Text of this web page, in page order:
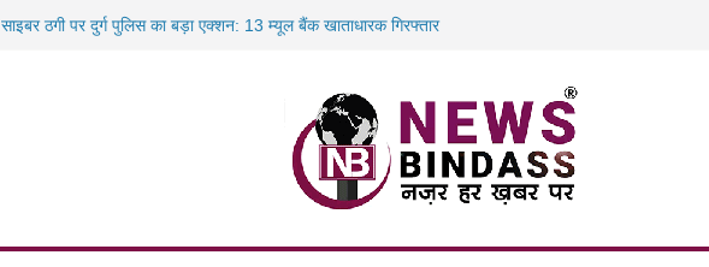
साइबर ठगी पर दुर्ग पुलिस का बड़ा एक्शन: 13 म्यूल बैंक खाताधारक गिरफ्तार
रायपुर में कल्याण ज्वेलर्स में डकैती की साजिश नाकाम, दिल्ली-बिहार
छत्तीसगढ़ में 1460 गोधाम होंगे स्थापित, हर विकासखंड के 10 उत्कृष्ट गोठानों